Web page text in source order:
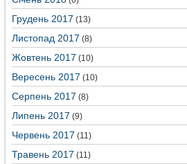
Грудень 2017 (13)
Листопад 2017 (8)
Жовтень 2017 (10)
Вересень 2017 (10)
Серпень 2017 (8)
Липень 2017 (9)
Червень 2017 (11)
Травень 2017 (11)